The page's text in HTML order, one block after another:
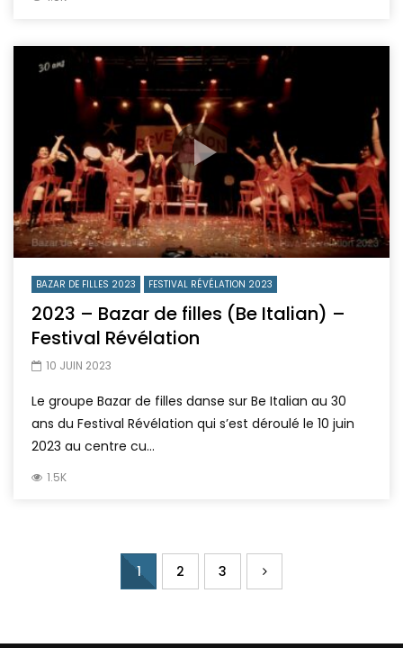
BAZAR DE FILLES 2023 FESTIVAL RÉVÉLATION 2023
2023 – Bazar de filles (Be Italian) –
Festival Révélation
10 JUIN 2023
Le groupe Bazar de filles danse sur Be Italian au 30
ans du Festival Révélation qui s’est déroulé le 10 juin
2023 au centre cu...
1.5K
1 2 3